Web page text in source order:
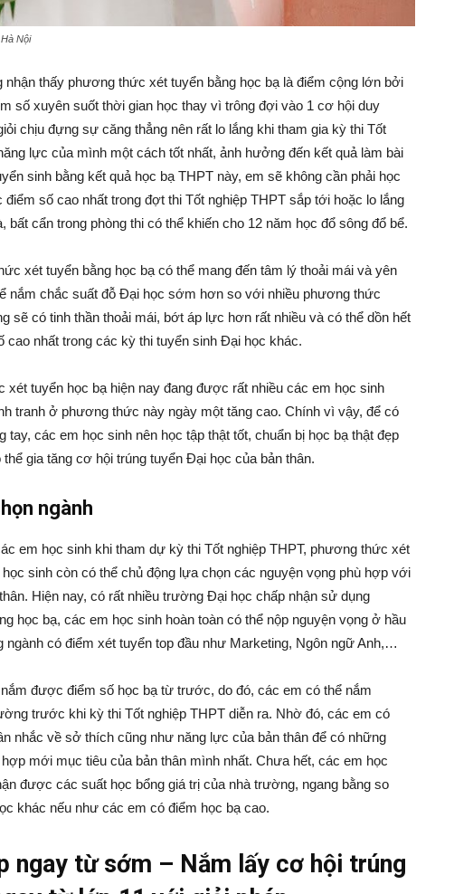
Nội
thấy phương thức xét tuyển bằng học bạ là điểm cộng lớn bởi
số xuyên suốt thời gian học thay vì trông đợi vào 1 cơ hội duy
chịu đựng sự căng thẳng nên rất lo lắng khi tham gia kỳ thi Tốt
lực của mình một cách tốt nhất, ảnh hưởng đến kết quả làm bài
sinh bằng kết quả học bạ THPT này, em sẽ không cần phải học
số cao nhất trong đợt thi Tốt nghiệp THPT sắp tới hoặc lo lắng
bất cẩn trong phòng thi có thể khiến cho 12 năm học đổ sông đổ bể.
xét tuyển bằng học bạ có thể mang đến tâm lý thoải mái và yên
nắm chắc suất đỗ Đại học sớm hơn so với nhiều phương thức
sẽ có tinh thần thoải mái, bớt áp lực hơn rất nhiều và có thể dồn hết
nhất trong các kỳ thi tuyển sinh Đại học khác.
tuyển học bạ hiện nay đang được rất nhiều các em học sinh
tranh ở phương thức này ngày một tăng cao. Chính vì vậy, để có
các em học sinh nên học tập thật tốt, chuẩn bị học bạ thật đẹp
gia tăng cơ hội trúng tuyển Đại học của bản thân.
ngành
em học sinh khi tham dự kỳ thi Tốt nghiệp THPT, phương thức xét
sinh còn có thể chủ động lựa chọn các nguyện vọng phù hợp với
Hiện nay, có rất nhiều trường Đại học chấp nhận sử dụng
học bạ, các em học sinh hoàn toàn có thể nộp nguyện vọng ở hầu
ngành có điểm xét tuyển top đầu như Marketing, Ngôn ngữ Anh,…
được điểm số học bạ từ trước, do đó, các em có thể nắm
trước khi kỳ thi Tốt nghiệp THPT diễn ra. Nhờ đó, các em có
nhắc về sở thích cũng như năng lực của bản thân để có những
mới mục tiêu của bản thân mình nhất. Chưa hết, các em học
được các suất học bổng giá trị của nhà trường, ngang bằng so
khác nếu như các em có điểm học bạ cao.
ngay từ sớm – Nắm lấy cơ hội trúng